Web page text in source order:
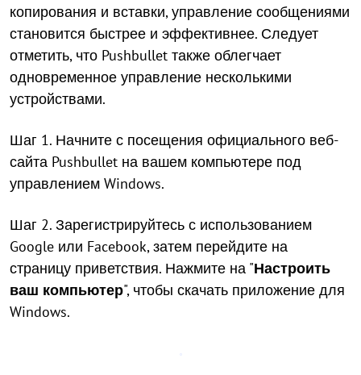
копирования и вставки, управление сообщениями
становится быстрее и эффективнее. Следует
отметить, что Pushbullet также облегчает
одновременное управление несколькими
устройствами.
Шаг 1. Начните с посещения официального веб-
сайта Pushbullet на вашем компьютере под
управлением Windows.
Шаг 2. Зарегистрируйтесь с использованием
Google или Facebook, затем перейдите на
страницу приветствия. Нажмите на "Настроить
ваш компьютер", чтобы скачать приложение для
Windows.